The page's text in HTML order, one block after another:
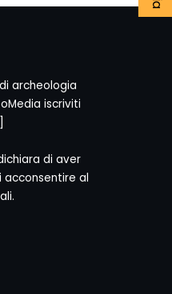
archeologia
iscriviti
]
di aver
acconsentire al